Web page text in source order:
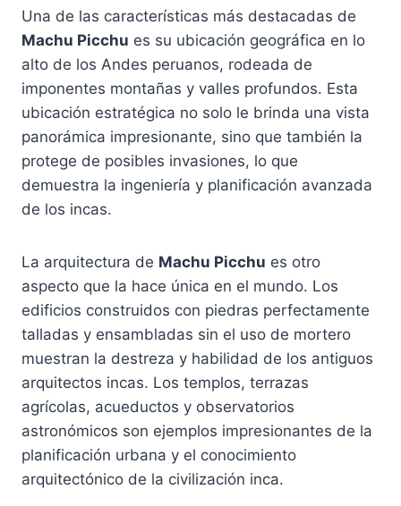
Una de las características más destacadas de
Machu Picchu es su ubicación geográfica en lo
alto de los Andes peruanos, rodeada de
imponentes montañas y valles profundos. Esta
ubicación estratégica no solo le brinda una vista
panorámica impresionante, sino que también la
protege de posibles invasiones, lo que
demuestra la ingeniería y planificación avanzada
de los incas.
La arquitectura de Machu Picchu es otro
aspecto que la hace única en el mundo. Los
edificios construidos con piedras perfectamente
talladas y ensambladas sin el uso de mortero
muestran la destreza y habilidad de los antiguos
arquitectos incas. Los templos, terrazas
agrícolas, acueductos y observatorios
astronómicos son ejemplos impresionantes de la
planificación urbana y el conocimiento
arquitectónico de la civilización inca.